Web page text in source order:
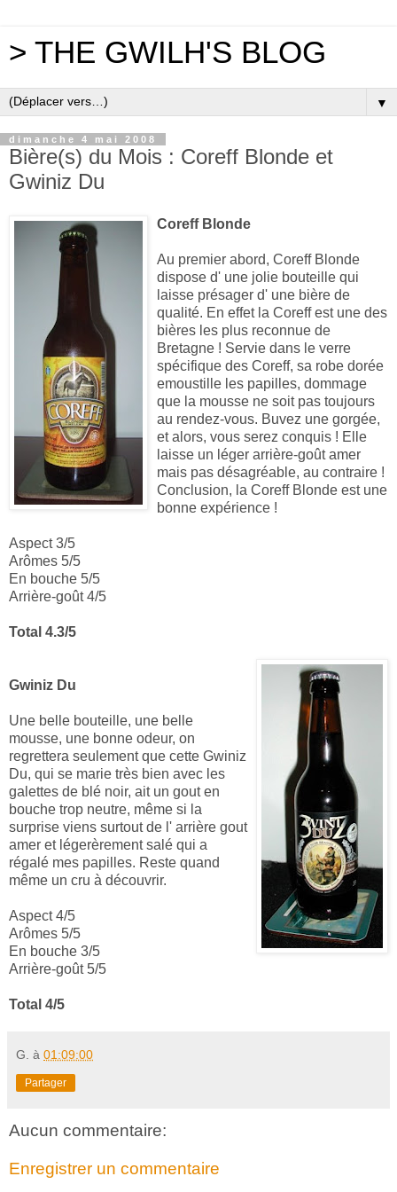
> THE GWILH'S BLOG
▼
dimanche 4 mai 2008
Bière(s) du Mois : Coreff Blonde et
Gwiniz Du
Coreff Blonde
Au premier abord, Coreff Blonde
dispose d' une jolie bouteille qui
laisse présager d' une bière de
qualité. En effet la Coreff est une des
bières les plus reconnue de
Bretagne ! Servie dans le verre
spécifique des Coreff, sa robe dorée
emoustille les papilles, dommage
que la mousse ne soit pas toujours
au rendez-vous. Buvez une gorgée,
et alors, vous serez conquis ! Elle
laisse un léger arrière-goût amer
mais pas désagréable, au contraire !
Conclusion, la Coreff Blonde est une
bonne expérience !
Aspect 3/5
Arômes 5/5
En bouche 5/5
Arrière-goût 4/5
Total 4.3/5
Gwiniz Du
Une belle bouteille, une belle
mousse, une bonne odeur, on
regrettera seulement que cette Gwiniz
Du, qui se marie très bien avec les
galettes de blé noir, ait un gout en
bouche trop neutre, même si la
surprise viens surtout de l' arrière gout
amer et légerèrement salé qui a
régalé mes papilles. Reste quand
même un cru à découvrir.
Aspect 4/5
Arômes 5/5
En bouche 3/5
Arrière-goût 5/5
Total 4/5
G. à 01:09:00
Partager
Aucun commentaire:
Enregistrer un commentaire